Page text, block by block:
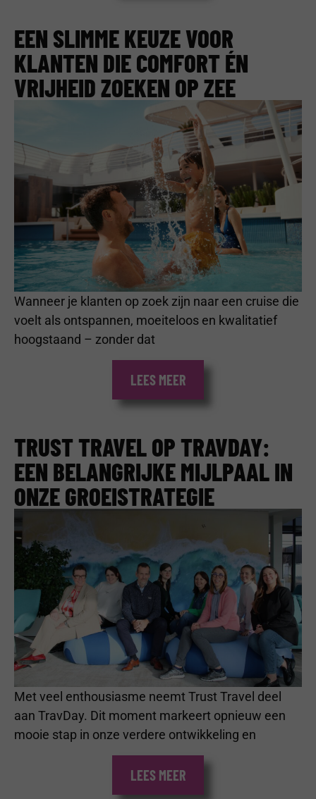
EEN SLIMME KEUZE VOOR
KLANTEN DIE COMFORT ÉN
VRIJHEID ZOEKEN OP ZEE
Wanneer je klanten op zoek zijn naar een cruise die
voelt als ontspannen, moeiteloos en kwalitatief
hoogstaand – zonder dat
LEES MEER
TRUST TRAVEL OP TRAVDAY:
EEN BELANGRIJKE MIJLPAAL IN
ONZE GROEISTRATEGIE
Met veel enthousiasme neemt Trust Travel deel
aan TravDay. Dit moment markeert opnieuw een
mooie stap in onze verdere ontwikkeling en
LEES MEER